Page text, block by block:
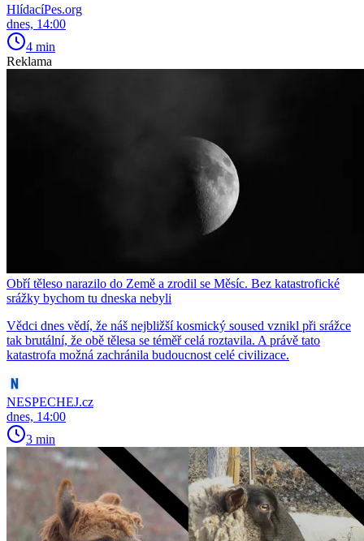
HlídacíPes.org
dnes, 14:00
4 min
Reklama
Obří těleso narazilo do Země a zrodil se Měsíc. Bez katastrofické
srážky bychom tu dneska nebyli
Vědci dnes vědí, že náš nejbližší kosmický soused vznikl při srážce
tak brutální, že obě tělesa se téměř celá roztavila. A právě tato
katastrofa možná zachránila budoucnost celé civilizace.
NESPECHEJ.cz
dnes, 14:00
3 min